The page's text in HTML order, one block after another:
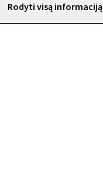
Rodyti visą informaciją